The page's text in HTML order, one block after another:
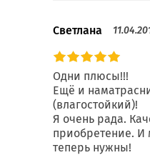
Светлана
Одни плюсы!!!
Ещё и
(влагостойкий)!
Я очень рада.
приобретение. И
теперь нужны!